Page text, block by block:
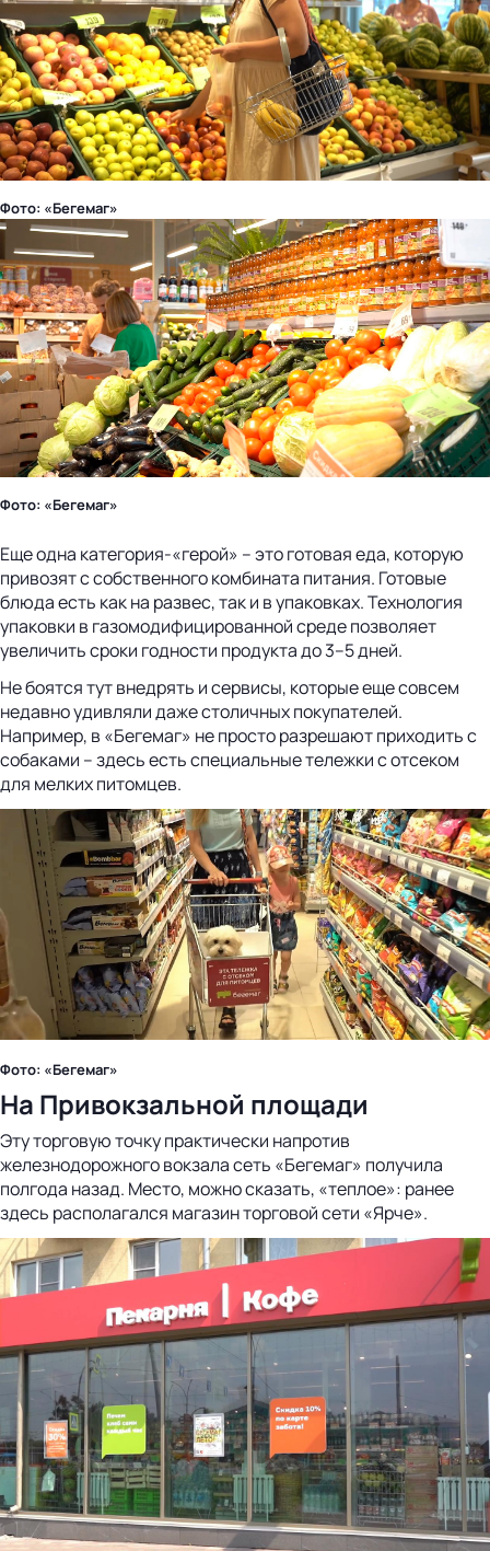
Фото: «Бегемаг»
Фото: «Бегемаг»
Еще одна категория-«герой» – это готовая еда, которую
привозят с собственного комбината питания. Готовые
блюда есть как на развес, так и в упаковках. Технология
упаковки в газомодифицированной среде позволяет
увеличить сроки годности продукта до 3–5 дней.
Не боятся тут внедрять и сервисы, которые еще совсем
недавно удивляли даже столичных покупателей.
Например, в «Бегемаг» не просто разрешают приходить с
собаками – здесь есть специальные тележки с отсеком
для мелких питомцев.
Фото: «Бегемаг»
На Привокзальной площади
Эту торговую точку практически напротив
железнодорожного вокзала сеть «Бегемаг» получила
полгода назад. Место, можно сказать, «теплое»: ранее
здесь располагался магазин торговой сети «Ярче».